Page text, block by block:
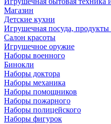
Магазин
Детские кухни
Игрушечная посуда, продукты
Салон красоты
Игрушечное оружие
Наборы военного
Бинокли
Наборы доктора
Наборы механика
Наборы помощников
Наборы пожарного
Наборы полицейского
Наборы фигурок